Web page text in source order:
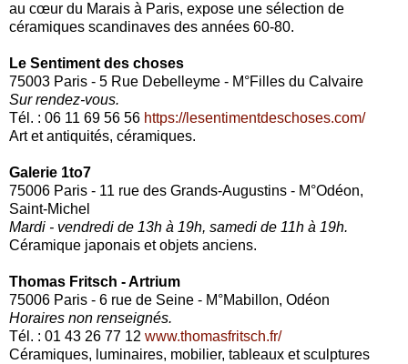
au cœur du Marais à Paris, expose une sélection de
céramiques scandinaves des années 60-80.
Le Sentiment des choses
75003 Paris - 5 Rue Debelleyme - M°Filles du Calvaire
Sur rendez-vous.
Tél. : 06 11 69 56 56 https://lesentimentdeschoses.com/
Art et antiquités, céramiques.
Galerie 1to7
75006 Paris - 11 rue des Grands-Augustins - M°Odéon,
Saint-Michel
Mardi - vendredi de 13h à 19h, samedi de 11h à 19h.
Céramique japonais et objets anciens.
Thomas Fritsch - Artrium
75006 Paris - 6 rue de Seine - M°Mabillon, Odéon
Horaires non renseignés.
Tél. : 01 43 26 77 12 www.thomasfritsch.fr/
Céramiques, luminaires, mobilier, tableaux et sculptures